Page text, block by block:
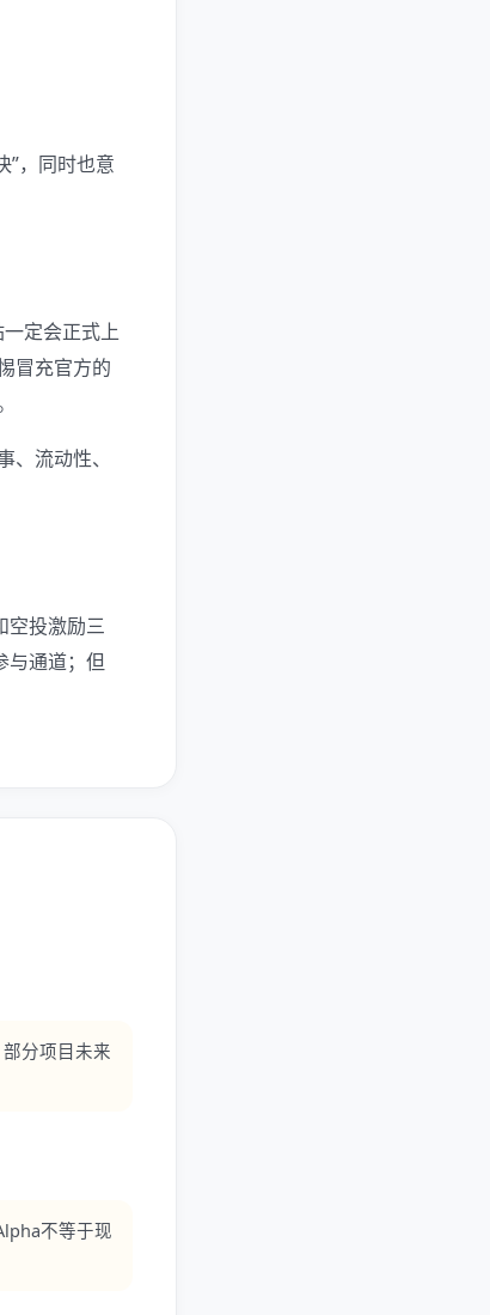
”，同时也意
定会正式上
冒充官方的
流动性、
空投激励三
与通道；但
分项目未来
不等于现